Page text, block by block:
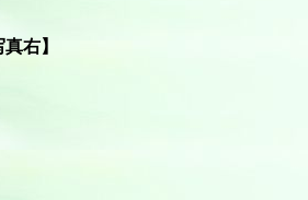
右】